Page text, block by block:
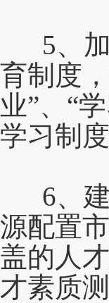
5、
育制度
业”、“
学习制
6、
源配置
盖的人
才素质